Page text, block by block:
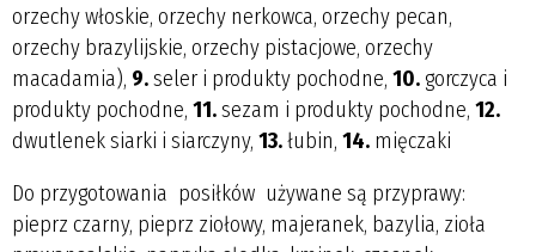
orzechy włoskie, orzechy nerkowca, orzechy pecan,
orzechy brazylijskie, orzechy pistacjowe, orzechy
macadamia), 9.seler i produkty pochodne, 10. gorczyca i
produkty pochodne, 11.sezam i produkty pochodne, 12.
dwutlenek siarki i siarczyny, 13.łubin, 14. mięczaki
Do przygotowania posiłków używane są przyprawy:
pieprz czarny, pieprz ziołowy, majeranek, bazylia, zioła